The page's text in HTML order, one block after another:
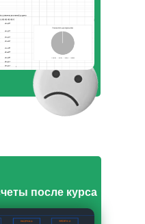
после курса